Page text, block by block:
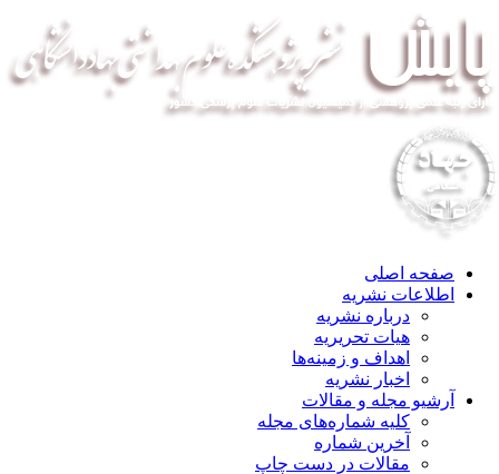
صفحه اصلی
اطلاعات نشریه
درباره نشریه
هیات تحریریه
اهداف و زمینه‌ها
اخبار نشریه
آرشیو مجله و مقالات
کلیه شماره‌های مجله
آخرین شماره
مقالات در دست چاپ